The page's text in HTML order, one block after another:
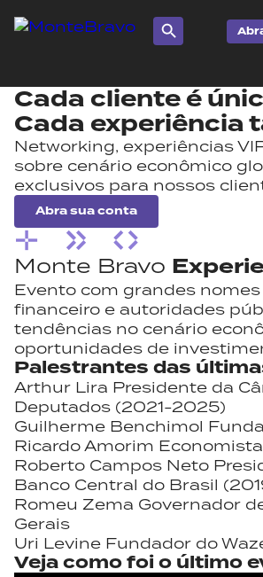
Cada clienteé
Cada experiência
Networking, experiências
sobre cenário econômico
exclusivos para nossos
Abra sua conta
Monte Bravo
Evento com grandes
financeiro e autoridades
tendências no cenário
oportunidades de
Palestrantes das
Arthur Lira Presidente da
Deputados (2021-2025)
Guilherme Benchimol
Ricardo Amorim Economista
Roberto Campos Neto
Banco Central do Brasil
Romeu Zema Governador
Gerais
Uri Levine Fundador do
Veja como foio último